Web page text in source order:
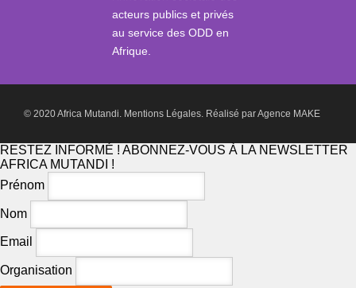
acteurs publics et privés
au service des ODD en
Afrique.
© 2020 Africa Mutandi. Mentions Légales. Réalisé parAgence MAKE
RESTEZ INFORMÉ ! ABONNEZ-VOUS À LA NEWSLETTER
AFRICA MUTANDI !
Prénom
Nom
Email
Organisation